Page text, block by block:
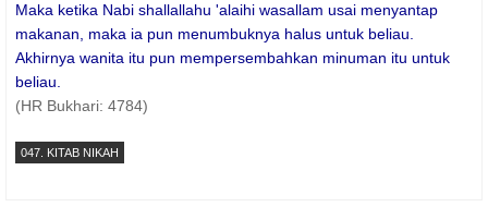
Maka ketika Nabi shallallahu 'alaihi wasallam usai menyantap
makanan, maka ia pun menumbuknya halus untuk beliau.
Akhirnya wanita itu pun mempersembahkan minuman itu untuk
beliau.
(HR Bukhari: 4784)
047. KITAB NIKAH